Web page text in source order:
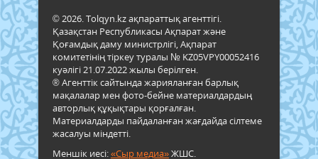
© 2026. Tolqyn.kz ақпараттық агенттігі.
Қазақстан Республикасы Ақпарат және
Қоғамдық даму министрлігі, Ақпарат
комитетінің тіркеу туралы № KZ05VPY00052416
куәлігі 21.07.2022 жылы берілген.
® Агенттік сайтында жарияланған барлық
мақалалар мен фото-бейне материалдардың
авторлық құқықтары қорғалған.
Материалдарды пайдаланған жағдайда сілтеме
жасалуы міндетті.
Меншік иесі:«Сыр медиа»ЖШС.